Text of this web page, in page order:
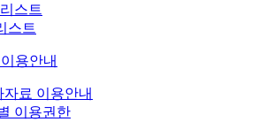
스트
스트
용안내
료 이용안내
이용권한